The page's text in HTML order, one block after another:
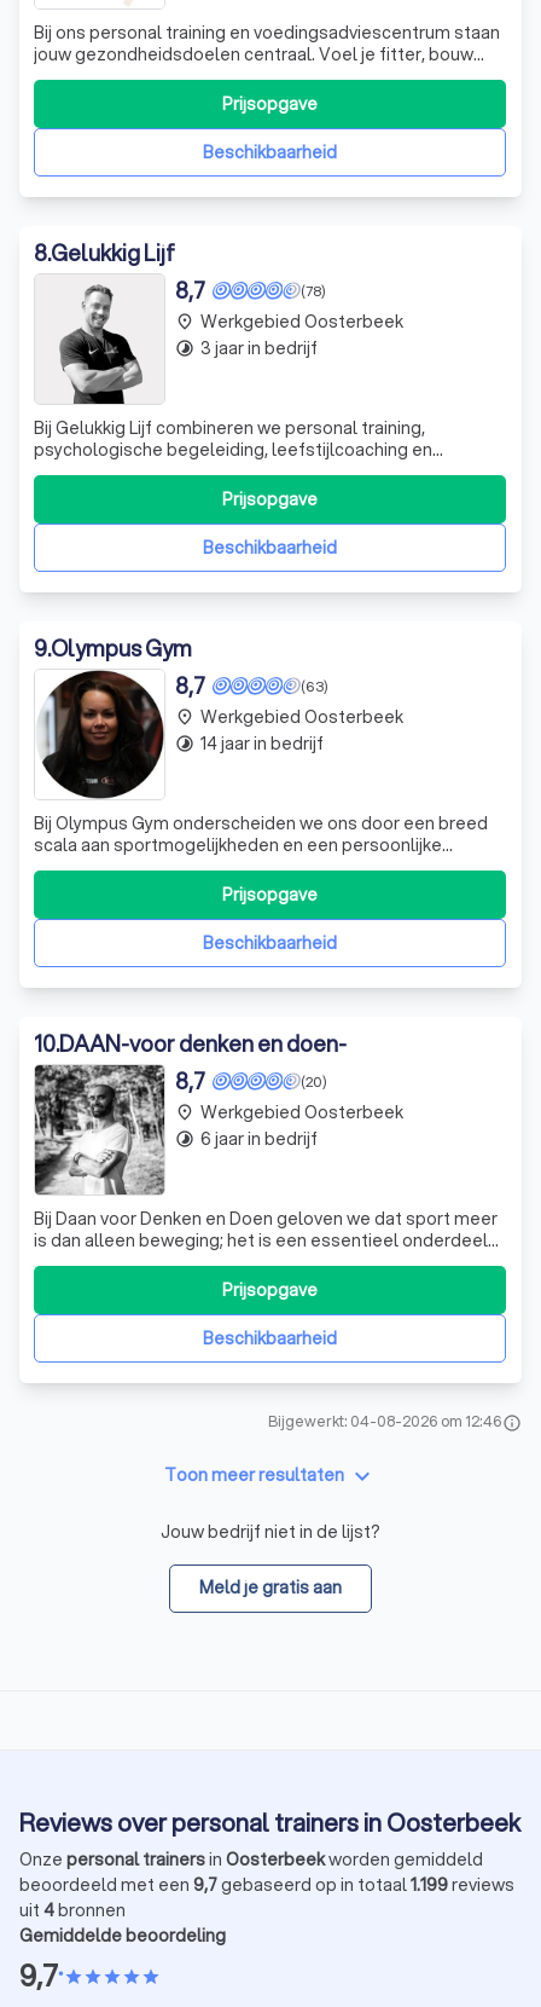
Bij ons personal training en voedingsadviescentrum staan
jouw gezondheidsdoelen centraal. Voel je fitter, bouw
spiermassa op, of verbeter je conditie met een
persoonlijk plan dat speciaal voor jou wordt
samengesteld. Wij begrijpen dat een drukke levensstijl
het moeilijk kan maken om gezond te eten e
Beschikbaarheid
Prijsopgave
8.Gelukkig Lijf
(78)
8,7
Bij Gelukkig Lijf combineren we personal training,
psychologische begeleiding, leefstijlcoaching en
voedingsadvies om jou te ondersteunen in het bereiken
van een gezonder en gelukkiger leven. Onze aanpak is
uniek omdat we kijken naar de mens als geheel. Wij
geloven dat een balans tussen lichaam en g
Beschikbaarheid
Prijsopgave
place Werkgebied Oosterbeek
timelapse 3 jaar in bedrijf
9.Olympus Gym
(63)
8,7
Bij Olympus Gym onderscheiden we ons door een breed
scala aan sportmogelijkheden en een persoonlijke
benadering in een toegankelijke omgeving. Of je nu
interesse hebt in boksen, kickboksen, yoga of een van
onze vele andere disciplines, wij bieden trainingen op
maat die aansluiten bij jouw niveau en
Beschikbaarheid
Prijsopgave
place Werkgebied Oosterbeek
timelapse 14 jaar in bedrijf
10.DAAN-voor denken en doen-
(20)
8,7
Bij Daan voor Denken en Doen geloven we dat sport meer
is dan alleen beweging; het is een essentieel onderdeel
van persoonlijke ontwikkeling en gedragsverandering. Met
een rijke achtergrond in de GGZ, jeugdzorg en politiewerk,
combineer ik mijn uitgebreide ervaring in budo-sporten,
Beschikbaarheid
Prijsopgave
place Werkgebied Oosterbeek
timelapse 6 jaar in bedrijf
Bijgewerkt: 04-08-2026 om 12:46info
Toon meer resultaten keyboard_arrow_down
Jouw bedrijf niet in de lijst?
Meld je gratis aan
Reviews over personal trainers in Oosterbeek
Onze personal trainersin Oosterbeekworden gemiddeld
beoordeeld met een 9,7gebaseerd op in totaal1.199reviews
uit 4bronnen
Gemiddelde beoordeling
9,7•starstarstarstarstar